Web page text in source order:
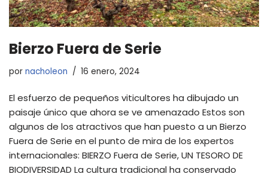
Bierzo Fuera de Serie
por nacholeon 16 enero, 2024
El esfuerzo de pequeños viticultores ha dibujado un
paisaje único que ahora se ve amenazado Estos son
algunos de los atractivos que han puesto a un Bierzo
Fuera de Serie en el punto de mira de los expertos
internacionales: BIERZO Fuera de Serie, UN TESORO DE
BIODIVERSIDAD La cultura tradicional ha conservado